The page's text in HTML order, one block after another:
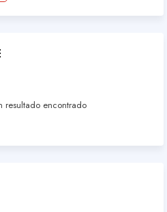
resultado encontrado